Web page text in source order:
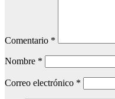
Comentario *
Nombre *
Correo electrónico *